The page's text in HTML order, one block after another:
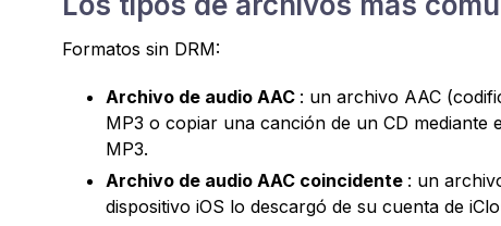
Formatos sin DRM:
Archivo de audio AAC : un archivo AAC
MP3 o copiar una canción de un CD mediante
MP3.
Archivo de audio AAC coincidente : un
dispositivo iOS lo descargó de su cuenta de